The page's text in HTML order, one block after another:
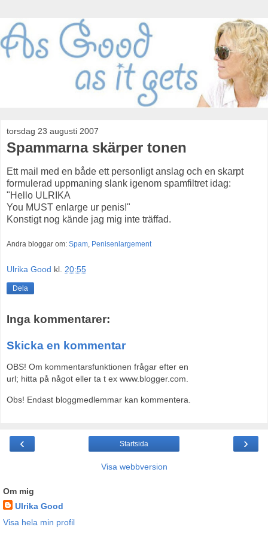
torsdag 23 augusti 2007
Spammarna skärper tonen
Ett mail med en både ett personligt anslag och en skarpt
formulerad uppmaning slank igenom spamfiltret idag:
"Hello ULRIKA
You MUST enlarge ur penis!"
Konstigt nog kände jag mig inte träffad.
Andra bloggar om: Spam, Penisenlargement
Ulrika Good kl. 20:55
Dela
Inga kommentarer:
Skicka en kommentar
OBS! Om kommentarsfunktionen frågar efter en
url; hitta på något eller ta t ex www.blogger.com.
Obs! Endast bloggmedlemmar kan kommentera.
‹ ›
Startsida
Visa webbversion
Om mig
Ulrika Good
Visa hela min profil